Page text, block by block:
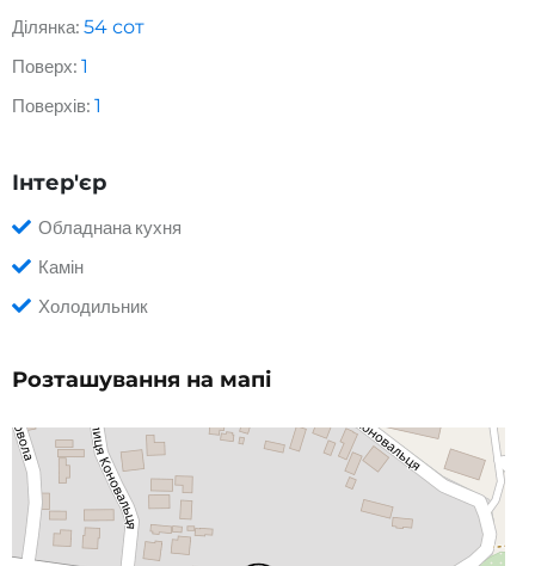
Ділянка: 54 сот
Поверх: 1
Поверхів: 1
Інтер'єр
Обладнана кухня
Камін
Холодильник
Розташування на мапі